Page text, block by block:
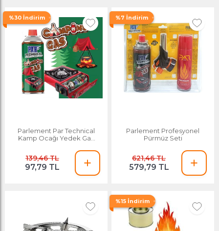
%30 İndirim
Parlement Par Technical
Kamp Ocağı Yedek Gaz
139,46 TL
97,79 TL
%7 İndirim
Parlement Profesyonel
Pürmüz Seti
621,46 TL
579,79 TL
%15 İndirim